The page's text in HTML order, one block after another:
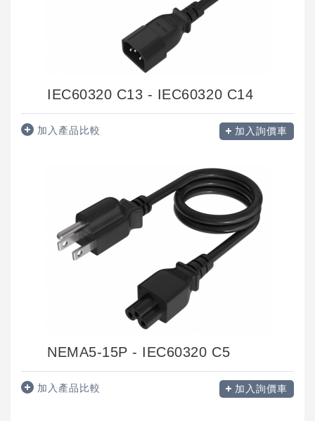
IEC60320 C13 - IEC60320 C14
加入產品比較 加入詢價車
NEMA5-15P - IEC60320 C5
加入產品比較 加入詢價車